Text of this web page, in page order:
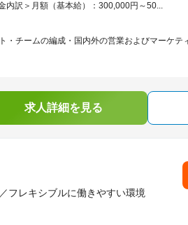
内訳＞月額（基本給）：300,000円～50...
・チームの編成・国内外の営業およびマーケテ
求人詳細を見る
フレキシブルに働きやすい環境